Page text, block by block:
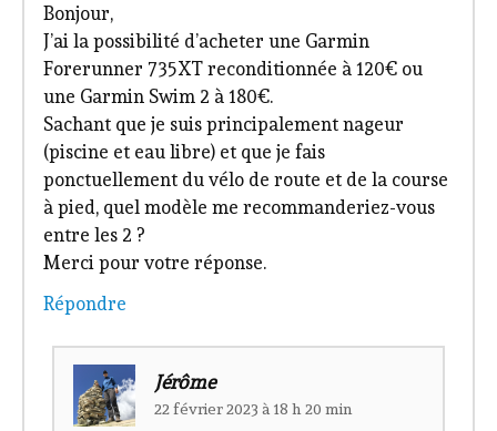
Bonjour,
J’ai la possibilité d’acheter une Garmin
Forerunner 735XT reconditionnée à 120€ ou
une Garmin Swim 2 à 180€.
Sachant que je suis principalement nageur
(piscine et eau libre) et que je fais
ponctuellement du vélo de route et de la course
à pied, quel modèle me recommanderiez-vous
entre les 2 ?
Merci pour votre réponse.
Répondre
Jérôme
22 février 2023 à 18 h 20 min